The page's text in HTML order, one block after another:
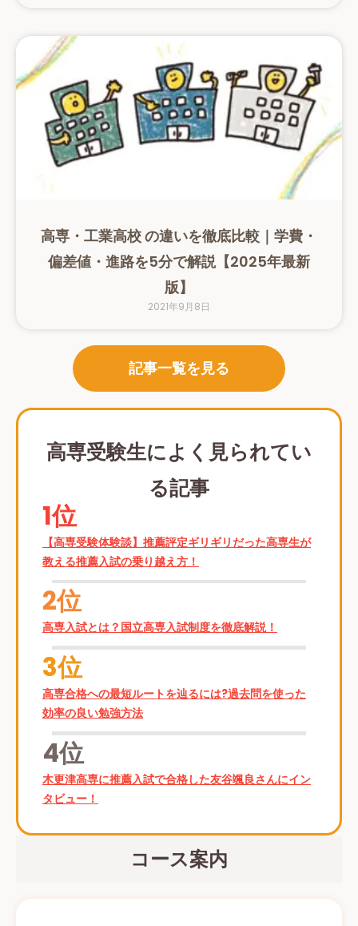
高専・工業高校 の違いを徹底比較｜学費・
偏差値・進路を5分で解説【2025年最新
版】
2021年9月8日
記事一覧を見る
高専受験生によく見られてい
る記事
1位
【高専受験体験談】推薦評定ギリギリだった高専生が
教える推薦入試の乗り越え方！
2位
高専入試とは？国立高専入試制度を徹底解説！
3位
高専合格への最短ルートを辿るには?過去問を使った
効率の良い勉強方法
4位
木更津高専に推薦入試で合格した友谷颯良さんにイン
タビュー！
コース案内